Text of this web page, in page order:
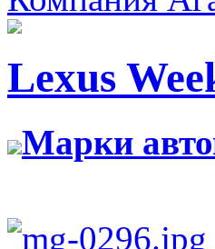
Lexus
Марки